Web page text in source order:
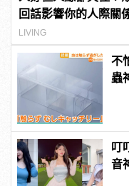
回話影響你的人際關
LIVING
不
蟲
叮
音